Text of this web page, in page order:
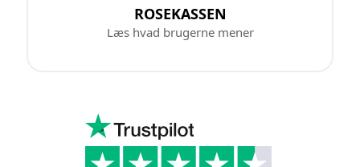
ROSEKASSEN
Læs hvad brugerne mener